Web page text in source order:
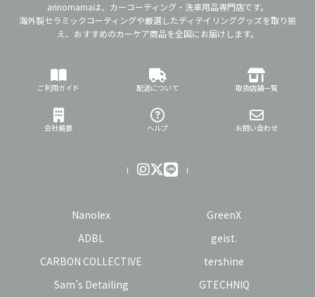
arinomamaは、カーコーティング・洗車用品専門店です。
海外製セラミックコーティングや厳選したディテイリンググッズを取り揃
え、おすすめのカーケア商品を全国にお届けします。
ご利用ガイド 配送について 取扱店舗一覧
会社概要 ヘルプ お問い合わせ
Nanolex
GreenX
ADBL
geist.
CARBON COLLECTIVE
tershine
Sam’s Detailing
GTECHNIQ